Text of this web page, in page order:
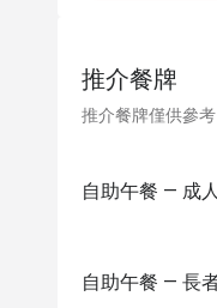
推介餐牌
推介餐牌僅供參
自助午餐 — 成
自助午餐 — 長